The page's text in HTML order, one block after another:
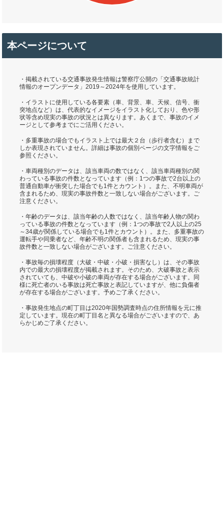
本ページについて
・掲載されている交通事故発生情報は警察庁公開の「交通事故統計
情報のオープンデータ」2019～2024年を使用しています。
・イラストに使用している各要素（車、背景、車、天候、信号、衝
突地点など）は、代表的なイメージをイラスト化しており、色や形
状等含め現実の事故の状況とは異なります。あくまで、事故のイメ
ージとして参考までにご活用ください。
・多重事故の場合でもイラスト上では最大２台（歩行者含む）まで
しか表現されていません。詳細は事故の個別ページの文字情報をご
参照ください。
・車両種別のデータは、該当車両の数ではなく、該当車両種別の関
わっている事故の件数となっています（例：1つの事故で2台以上の
普通自動車が衝突した場合でも1件とカウント）。また、不明車両が
含まれるため、現実の事故件数と一致しない場合がございます。ご
注意ください。
・年齢のデータは、該当年齢の人数ではなく、該当年齢人物の関わ
っている事故の件数となっています（例：1つの事故で2人以上の25
～34歳が関係している場合でも1件とカウント）。また、多重事故の
運転手や同乗者など、年齢不明の関係者も含まれるため、現実の事
故件数と一致しない場合がございます。ご注意ください。
・事故毎の損壊程度（大破・中破・小破・損害なし）は、その事故
内での最大の損壊程度が掲載されます。そのため、大破事故と表示
されていても、中破や小破の車両が存在する場合がございます。同
様に死亡者のいる事故は死亡事故と表記していますが、他に負傷者
が存在する場合がございます。予めご了承ください。
・事故発生地点の町丁目は2020年国勢調査時点の住所情報を元に推
定しています。現在の町丁目名と異なる場合がございますので、あ
らかじめご了承ください。